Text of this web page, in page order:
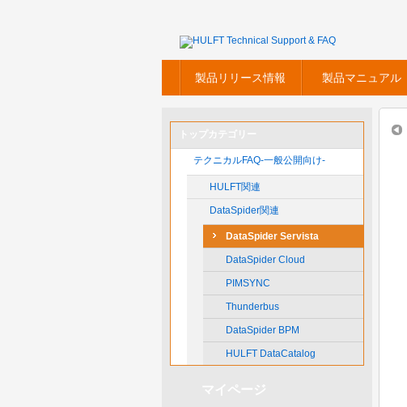
製品リリース情報 製品マニュアル
テクニカルFAQ-一般公開向け-
HULFT関連
DataSpider関連
DataSpider Servista
DataSpider Cloud
PIMSYNC
Thunderbus
DataSpider BPM
HULFT DataCatalog